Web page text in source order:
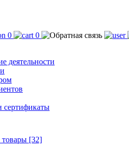
0
0
деятельности
сертификаты
[32]